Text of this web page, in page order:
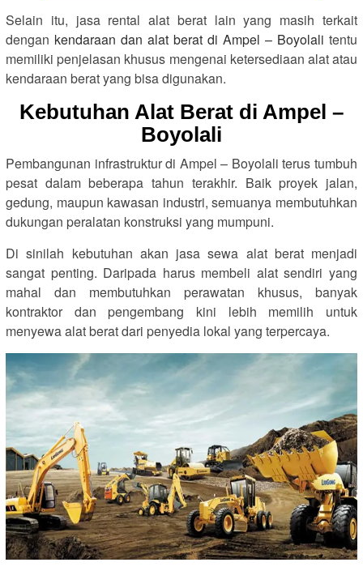
Selain itu, jasa rental alat berat lain yang masih terkait
dengan kendaraan dan alat berat di Ampel – Boyolali tentu
memiliki penjelasan khusus mengenai ketersediaan alat atau
kendaraan berat yang bisa digunakan.
Kebutuhan Alat Berat di Ampel –
Boyolali
Pembangunan infrastruktur di Ampel – Boyolali terus tumbuh
pesat dalam beberapa tahun terakhir. Baik proyek jalan,
gedung, maupun kawasan industri, semuanya membutuhkan
dukungan peralatan konstruksi yang mumpuni.
Di sinilah kebutuhan akan jasa sewa alat berat menjadi
sangat penting. Daripada harus membeli alat sendiri yang
mahal dan membutuhkan perawatan khusus, banyak
kontraktor dan pengembang kini lebih memilih untuk
menyewa alat berat dari penyedia lokal yang terpercaya.